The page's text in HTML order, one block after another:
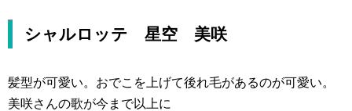
シャルロッテ 星空 美咲
髪型が可愛い。おでこを上げて後れ毛があるのが可愛い。
美咲さんの歌が今まで以上に